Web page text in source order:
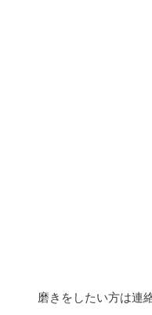
磨きをしたい方は連